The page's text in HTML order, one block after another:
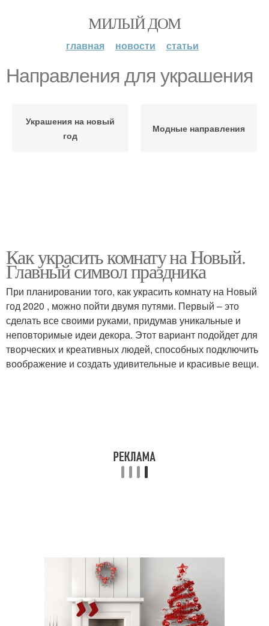
МИЛЫЙ ДОМ
главная новости статьи
Направления для украшения
Украшения на новый
год
Модные направления
Как украсить комнату на Новый.
Главный символ праздника
При планировании того, как украсить комнату на Новый
год 2020 , можно пойти двумя путями. Первый – это
сделать все своими руками, придумав уникальные и
неповторимые идеи декора. Этот вариант подойдет для
творческих и креативных людей, способных подключить
воображение и создать удивительные и красивые вещи.